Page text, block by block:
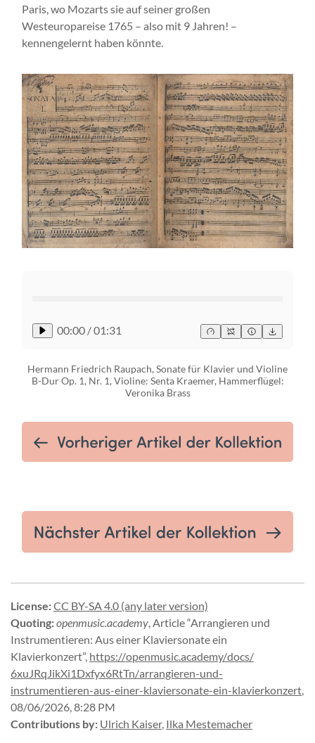
Paris, wo Mozarts sie auf seiner großen
Westeuropareise 1765 – also mit 9 Jahren! –
kennengelernt haben könnte.
00:00 /01:31
Hermann Friedrich Raupach, Sonate für Klavier und Violine
B-Dur Op. 1, Nr. 1, Violine: Senta Kraemer, Hammerflügel:
Veronika Brass
License:CC BY-SA 4.0 (any later version)
Quoting:openmusic.academy,Article “Arrangieren und
Instrumentieren: Aus einer Klaviersonate ein
Klavierkonzert”, https://openmusic.academy/docs/
6xuJRqJikXi1Dxfyx6RtTn/arrangieren-und-
instrumentieren-aus-einer-klaviersonate-ein-klavierkonzert,
08/06/2026, 8:28 PM
Contributions by: Ulrich Kaiser, Ilka Mestemacher